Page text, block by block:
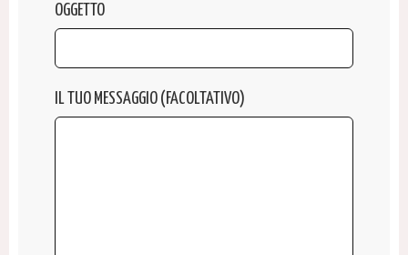
OGGETTO
IL TUO MESSAGGIO (FACOLTATIVO)